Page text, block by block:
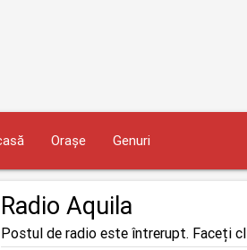
Orașe Genuri
Radio Aquila
Postul de radio este întrerupt. Faceți